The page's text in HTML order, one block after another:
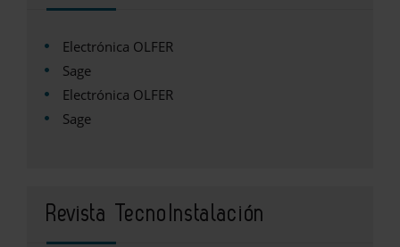
Electrónica OLFER
Sage
Electrónica OLFER
Sage
Revista TecnoInstalación